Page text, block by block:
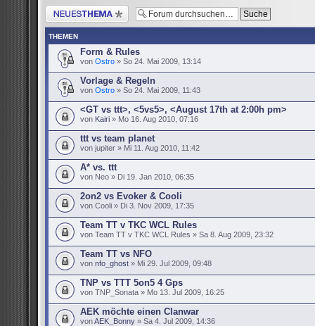
Neues Thema erstellen
THEMEN
Form & Rules
von Ostro » So 24. Mai 2009, 13:14
Vorlage & Regeln
von Ostro » So 24. Mai 2009, 11:43
<GT vs ttt>, <5vs5>, <August 17th at 2:00h pm>
von Kairi » Mo 16. Aug 2010, 07:16
ttt vs team planet
von jupiter » Mi 11. Aug 2010, 11:42
A* vs. ttt
von Neo » Di 19. Jan 2010, 06:35
2on2 vs Evoker & Cooli
von Cooli » Di 3. Nov 2009, 17:35
Team TT v TKC WCL Rules
von Team TT v TKC WCL Rules » Sa 8. Aug 2009, 23:32
Team TT vs NFO
von nfo_ghost » Mi 29. Jul 2009, 09:48
TNP vs TTT 5on5 4 Gps
von TNP_Sonata » Mo 13. Jul 2009, 16:25
AEK möchte einen Clanwar
vonAEK_Bonny » Sa 4. Jul 2009, 14:36